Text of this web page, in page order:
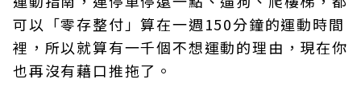
可以「零存整付」算在一週150分鐘的運動時間
裡，所以就算有一千個不想運動的理由，現在你
也再沒有藉口推拖了。